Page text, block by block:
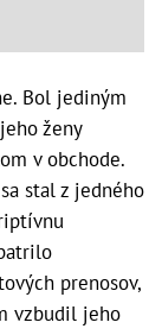
Bol jediným
ženy
v obchode.
stal z jedného
prenosov,
vzbudil jeho